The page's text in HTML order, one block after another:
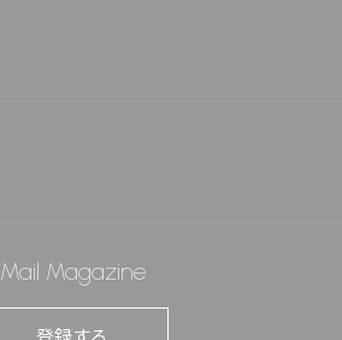
Mail Magazine